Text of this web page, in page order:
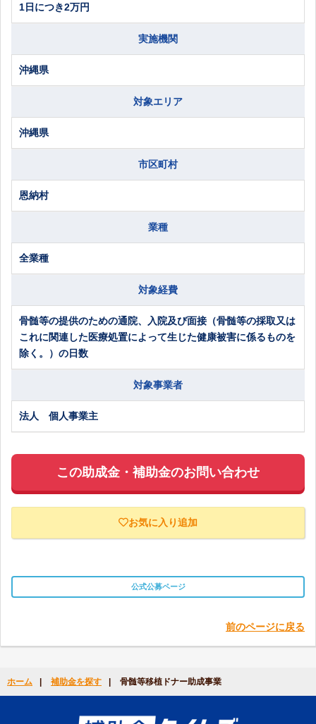
1日につき2万円
実施機関
沖縄県
対象エリア
沖縄県
市区町村
恩納村
業種
全業種
対象経費
骨髄等の提供のための通院、入院及び面接（骨髄等の採取又は
これに関連した医療処置によって生じた健康被害に係るものを
除く。）の日数
対象事業者
法人 個人事業主
この助成金・補助金のお問い合わせ
お気に入り追加
公式公募ページ
前のページに戻る
ホーム | 補助金を探す | 骨髄等移植ドナー助成事業